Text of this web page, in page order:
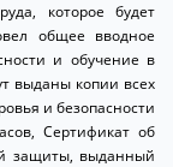
которое будет
общее вводное
и обучение в
выданы копии всех
и безопасности
Сертификат об
защиты, выданный